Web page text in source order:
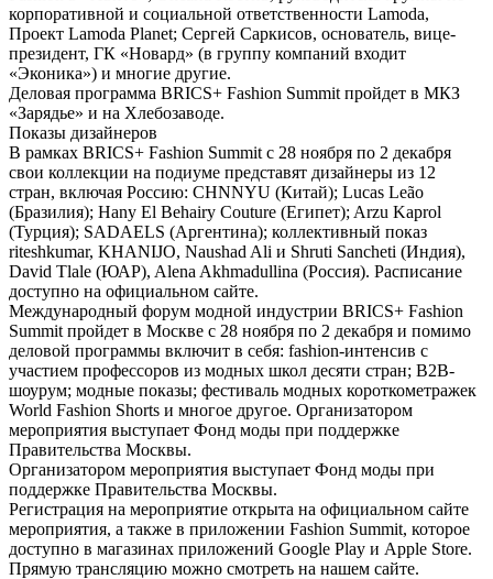
корпоративной и социальной ответственности Lamoda,
Проект Lamoda Planet; Сергей Саркисов, основатель, вице-
президент, ГК «Новард» (в группу компаний входит
«Эконика») и многие другие.
Деловая программа BRICS+ Fashion Summit пройдет в МКЗ
«Зарядье» и на Хлебозаводе.
Показы дизайнеров
В рамках BRICS+ Fashion Summit с 28 ноября по 2 декабря
свои коллекции на подиуме представят дизайнеры из 12
стран, включая Россию: CHNNYU (Китай); Lucas Leão
(Бразилия); Hany El Behairy Couture (Египет); Arzu Kaprol
(Турция); SADAELS (Аргентина); коллективный показ
riteshkumar, KHANIJO, Naushad Ali и Shruti Sancheti (Индия),
David Tlale (ЮАР), Alena Akhmadullina (Россия). Расписание
доступно на официальном сайте.
Международный форум модной индустрии BRICS+ Fashion
Summit пройдет в Москве с 28 ноября по 2 декабря и помимо
деловой программы включит в себя: fashion-интенсив с
участием профессоров из модных школ десяти стран; В2В-
шоурум; модные показы; фестиваль модных короткометражек
World Fashion Shorts и многое другое. Организатором
мероприятия выступает Фонд моды при поддержке
Правительства Москвы.
Организатором мероприятия выступает Фонд моды при
поддержке Правительства Москвы.
Регистрация на мероприятие открыта на официальном сайте
мероприятия, а также в приложении Fashion Summit, которое
доступно в магазинах приложений Google Play и Apple Store.
Прямую трансляцию можно смотреть на нашем сайте.